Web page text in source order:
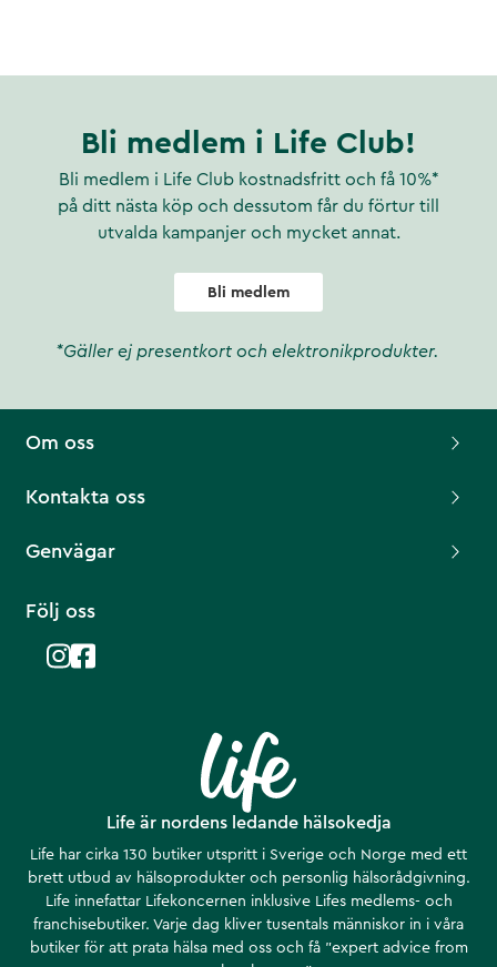
Bli medlem i Life Club!
Bli medlem i Life Club kostnadsfritt och få 10%*
på ditt nästa köp och dessutom får du förtur till
utvalda kampanjer och mycket annat.
Bli medlem
*Gäller ej presentkort och elektronikprodukter.
Life är nordens ledande hälsokedja
Life har cirka 130 butiker utspritt i Sverige och Norge med ett
brett utbud av hälsoprodukter och personlig hälsorådgivning.
Life innefattar Lifekoncernen inklusive Lifes medlems- och
franchisebutiker. Varje dag kliver tusentals människor in i våra
butiker för att prata hälsa med oss och få ”expert advice from
Om oss
Kontakta oss
Genvägar
Följ oss